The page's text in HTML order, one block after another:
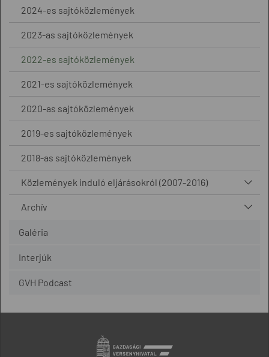
2024-es sajtóközlemények
2023-as sajtóközlemények
2022-es sajtóközlemények
2021-es sajtóközlemények
2020-as sajtóközlemények
2019-es sajtóközlemények
2018-as sajtóközlemények
Közlemények induló eljárásokról (2007-2016)
Archív
Galéria
Interjúk
GVH Podcast